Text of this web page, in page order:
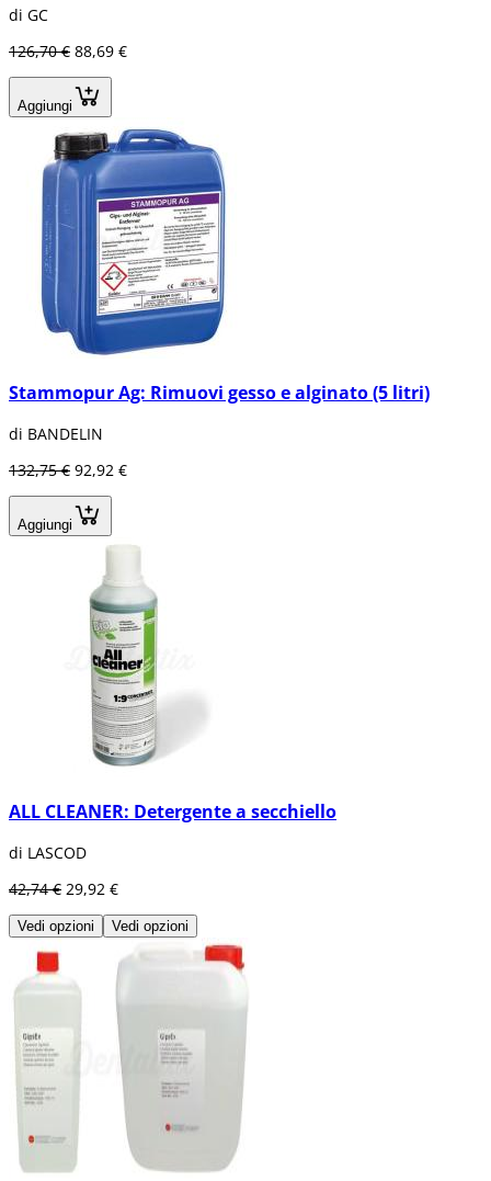
di GC
126,70 € 88,69 €
Aggiungi
Stammopur Ag: Rimuovi gesso e alginato (5 litri)
di BANDELIN
132,75 € 92,92 €
Aggiungi
ALL CLEANER: Detergente a secchiello
di LASCOD
42,74 € 29,92 €
Vedi opzioni Vedi opzioni